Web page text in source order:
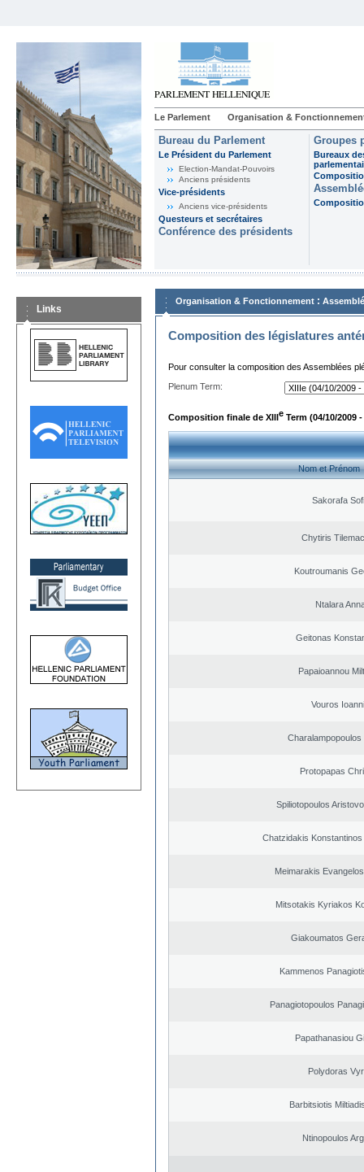
Le Parlement Organisation &
Bureau du Parlement
Le Président du Parlement
Election-Mandat-Pouvoirs
Anciens présidents
Vice-présidents
Anciens vice-présidents
Questeurs et secrétaires
Conférence des présidents
Groupes
Bureaux
Links
Organisation & Fonctionnement :
Composition des législatures
Pour consulter la composition des Assemblées
Plenum Term:
Composition finale de XIIIe Term (04/10/2009 -
Nom et Prénom
Sakorafa
Chytiris
Koutroumanis
Ntalara
Geitonas
Papaioannou
Vouros
Charalampopoulos
Protopapas
Spiliotopoulos
Chatzidakis
Meimarakis
Mitsotakis Kyriakos
Giakoumatos
Kammenos
Panagiotopoulos
Papathanasiou
Polydoras
Barbitsiotis
Ntinopoulos